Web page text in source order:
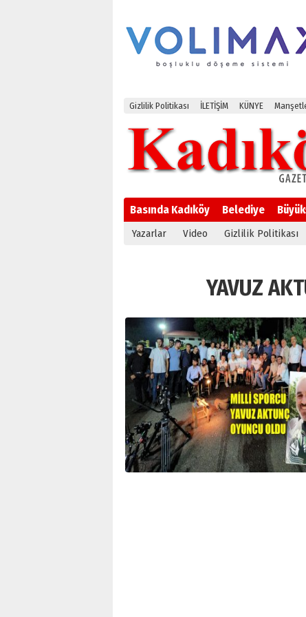
Gizlilik Politikası İLETİŞİM KÜNYE
Basında Kadıköy Belediye
Yazarlar Video Gizlilik Politikası
YAVUZ